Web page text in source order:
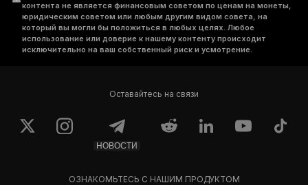
контента не является финансовым советом по ценам на монеты,
юридическим советом или любым другим видом совета, на
который вы могли бы положиться в любых целях. Любое
использование или доверие к нашему контенту происходит
исключительно на ваш собственный риск и усмотрение.
Оставайтесь на связи
НОВОСТИ
ОЗНАКОМЬТЕСЬ С НАШИМ ПРОДУКТОМ